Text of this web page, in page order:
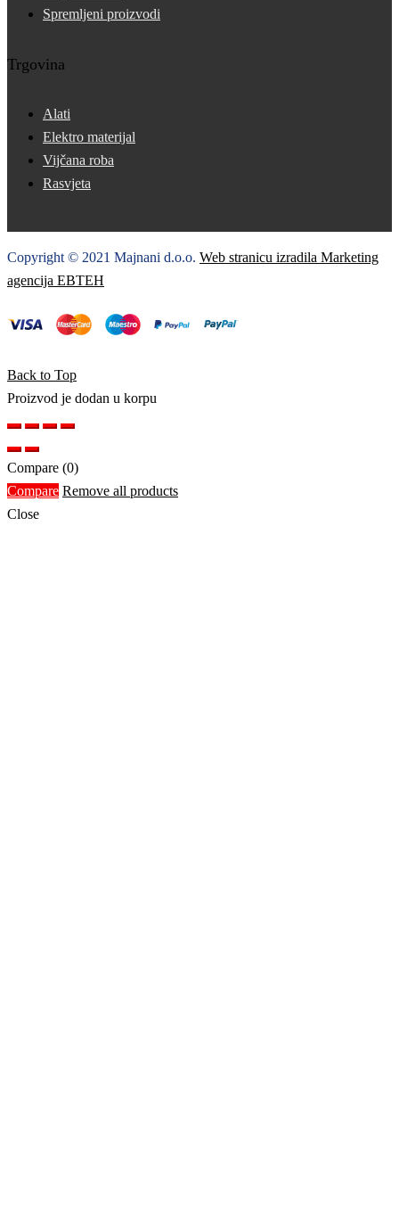
Spremljeni proizvodi
Trgovina
Alati
Elektro materijal
Vijčana roba
Rasvjeta
Copyright © 2021 Majnani d.o.o. Web stranicu izradila Marketing
agencija EBTEH
Back to Top
Proizvod je dodan u korpu
Compare (0)
Compare Remove all products
Close